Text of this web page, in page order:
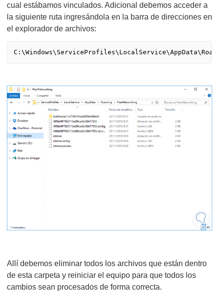
cual estábamos vinculados. Adicional debemos acceder a
la siguiente ruta ingresándola en la barra de direcciones en
el explorador de archivos:
Allí debemos eliminar todos los archivos que están dentro
de esta carpeta y reiniciar el equipo para que todos los
cambios sean procesados de forma correcta.